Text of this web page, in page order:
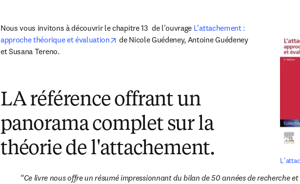
Nous vous invitons à découvrir le chapitre 13  de l'ouvrage L’attachement :
approche théorique et évaluation
opens in new tab/window
de Nicole Guédeney, Antoine Guédeney
et Susana Tereno.
LA référence offrant un
panorama complet sur la
théorie de l'attachement.
Ce livre nous offre un résumé impressionnant du bilan de 50 années de recherche